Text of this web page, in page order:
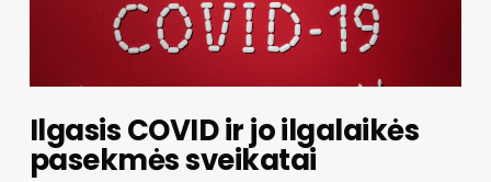
Ilgasis COVID ir jo ilgalaikės
pasekmės sveikatai